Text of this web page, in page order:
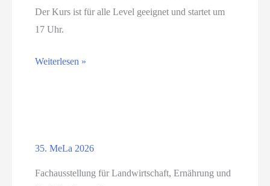
Der Kurs ist für alle Level geeignet und startet um
17 Uhr.
YIN
Weiterlesen »
35. MeLa 2026
Fachausstellung für Landwirtschaft, Ernährung und